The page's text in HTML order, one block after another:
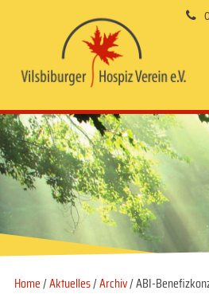
Home/Aktuelles/Archiv/ ABI-